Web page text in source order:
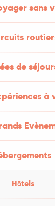
sans
de
à
Hôtels